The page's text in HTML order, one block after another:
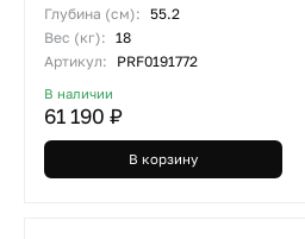
Глубина (см): 55.2
Вес (кг): 18
Артикул:
PRF0191772
В наличии
61 190 ₽
В корзину